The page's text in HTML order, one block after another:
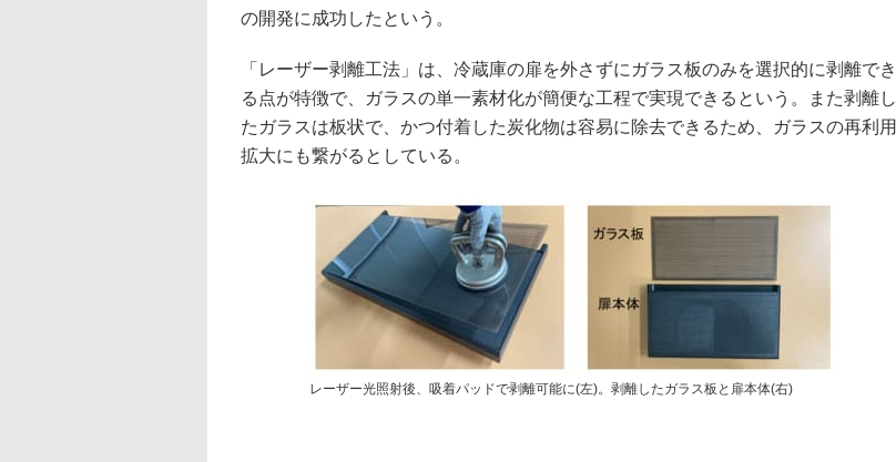
の開発に成功したという。
「レーザー剥離工法」は、冷蔵庫の扉を外さずにガラス板のみを選択的に剥離でき
る点が特徴で、ガラスの単一素材化が簡便な工程で実現できるという。また剥離し
たガラスは板状で、かつ付着した炭化物は容易に除去できるため、ガラスの再利用
拡大にも繋がるとしている。
レーザー光照射後、吸着パッドで剥離可能に(左)。剥離したガラス板と扉本体(右)